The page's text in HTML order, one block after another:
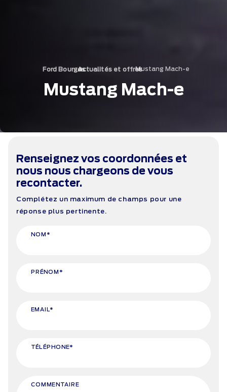
Ford Bourges
›
Actualités et offres
›
Mustang Mach-e
Mustang Mach-e
Renseignez vos coordonnées et
nous nous chargeons de vous
recontacter.
Complétez un maximum de champs pour une
réponse plus pertinente.
NOM*
PRÉNOM*
EMAIL*
TÉLÉPHONE*
COMMENTAIRE